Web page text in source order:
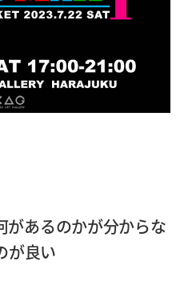
があるのかが分からな
が良い